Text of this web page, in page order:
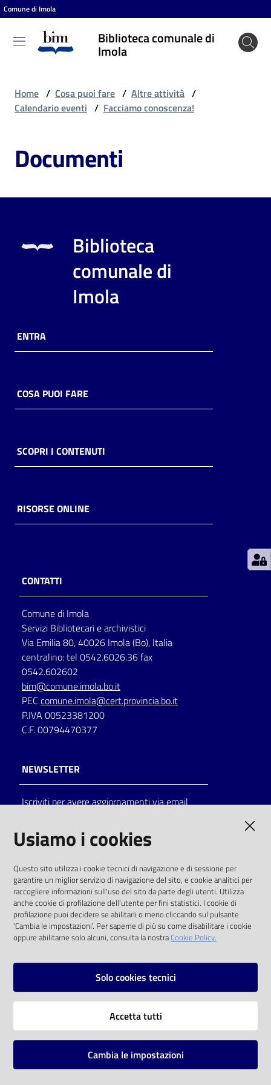
Vai al contenuto
Vai alla navigazione
Vai al footer
Comune di Imola
Biblioteca comunale di
Imola
Biblioteca
comunale
puoi
Risorse
online
Casa
Piani
storico
per
lettura
Seguici
su
Catalogo
on line
Eventi
Chiedi al
bibliotecario
Home / Cosa puoi fare / Altre attività /
Calendario eventi / Facciamo conoscenza!
Documenti
Biblioteca
comunale di
Imola
ENTRA
COSA PUOI FARE
SCOPRI I CONTENUTI
RISORSE ONLINE
CONTATTI
Comune di Imola
Servizi Bibliotecari e archivistici
Via Emilia 80, 40026 Imola (Bo), Italia
centralino: tel 0542.6026.36 fax
0542.602602
bim@comune.imola.bo.it
PEC comune.imola@cert.provincia.bo.it
P.IVA 00523381200
C.F. 00794470377
NEWSLETTER
Iscriviti per avere aggiornamenti via email
solo alle condizioni previste dalla direttiva
comunitaria 2003/98/CE e dal d.lgs. 36/2006
SOCIAL
Instagram
Vai alla pagina
Mappa del sito
Usiamo i cookies
Questo sito utilizza i cookie tecnici di navigazione e di sessione per
garantire un miglior servizio di navigazione del sito, e cookie analitici per
raccogliere informazioni sull'uso del sito da parte degli utenti. Utilizza
anche cookie di profilazione dell'utente per fini statistici. I cookie di
profilazione puoi decidere se abilitarli o meno cliccando sul pulsante
'Cambia le impostazioni'. Per saperne di più su come disabilitare i cookie
oppure abilitarne solo alcuni, consulta la nostraCookie Policy.
Solo cookies tecnici
Accetta tutti
Cambia le impostazioni